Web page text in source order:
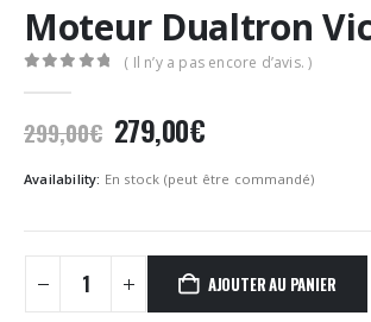
Moteur Dualtron
( Il n’y a pas encore d’avis. )
299,00€ Le
prix
initial
299,00€.
279,00€Le
actuel
279,00€.
Availability: En stock (peut être commandé)
AJOUTER AU PANIER